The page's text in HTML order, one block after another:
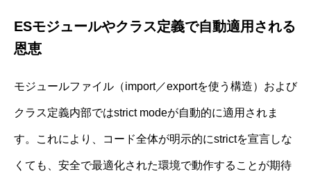
ESモジュールやクラス定義で自動適用される
恩恵
モジュールファイル（import／exportを使う構造）および
クラス定義内部ではstrict modeが自動的に適用されま
す。これにより、コード全体が明示的にstrictを宣言しな
くても、安全で最適化された環境で動作することが期待